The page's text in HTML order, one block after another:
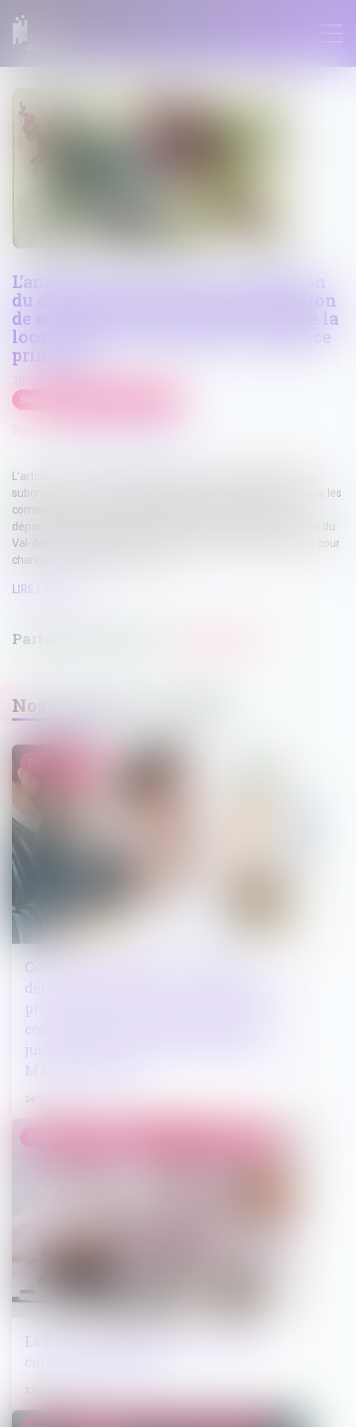
L’amende civile pour non-déclaration
du changement d’usage d’une location
de courte durée n’est pas due lorsque la
location ne constitue pas la résidence
principale
Droit immobilier
L’article L 631-7 du Code de la construction et de l'habitation,
subordonne la mise en location d’un bien immobilier situé dans les
communes de plus de 200 000 habitants et à celles des
départements des Hauts-de-Seine, de la Seine-Saint-Denis et du
Val-de-Marne, à l’obtention d'une autorisation administrative pour
changement d’usage des locaux...
LIRE LA SUITE
Nos dernières actualités
Congé pour motif réel et sérieux
délivré par le bailleur : les éléments de
preuve postérieurs à la délivrance du
congé peuvent être appréciés pour
justifier des intentions du bailleur | LE
MAG JURIDIQUE
24/10/2023
La pension alimentaire : définition,
calcul et obligations
17/10/2023